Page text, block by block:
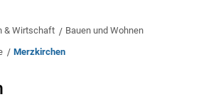
& Wirtschaft
Bauen und Wohnen
Merzkirchen